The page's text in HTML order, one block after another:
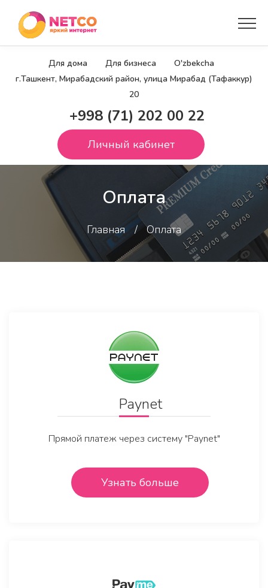
Для дома Для бизнеса
O'zbekcha
г.Ташкент, Мирабадский район, улица Мирабад (Тафаккур)
20
+998 (71) 202 00 22
Личный кабинет
Оплата
Главная Оплата
Paynet
Прямой платеж через систему "Paynet"
Узнать больше